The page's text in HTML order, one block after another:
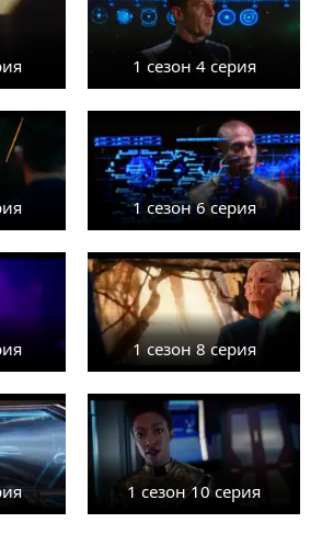
1 сезон 4 серия
1 сезон 6 серия
1 сезон 8 серия
1 сезон 10 серия